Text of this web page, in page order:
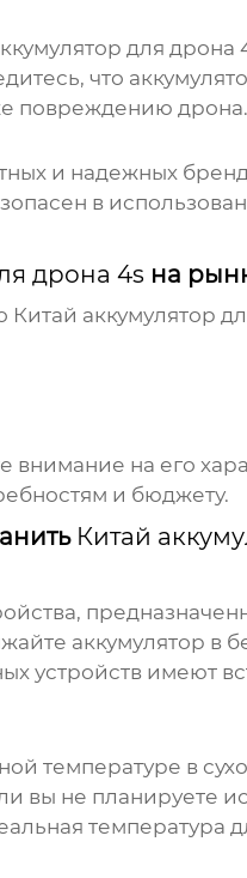
для дрона
что
повреждению дрона.
и надежных
в
дрона 4s на
Китай аккумулятор
внимание на его
и бюджету.
Китай
аккумулятор в
устройств имеют
температуре в
вы не планируете
температура